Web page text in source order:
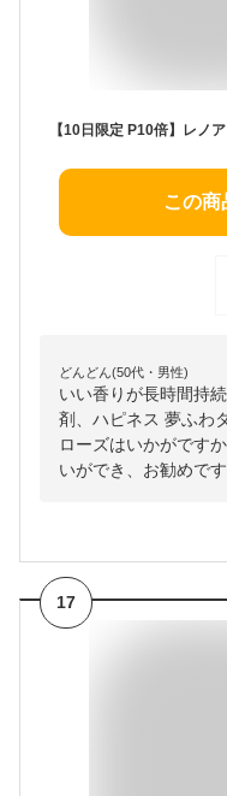
この商
どんどん(50代・男性)
いい香りが長時間持
剤、ハピネス 夢ふわ
ローズはいかがです
いができ、お勧めです
17